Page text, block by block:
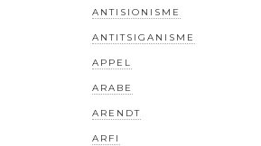
ANTISIONISME
ANTITSIGANISME
APPEL
ARABE
ARENDT
ARFI